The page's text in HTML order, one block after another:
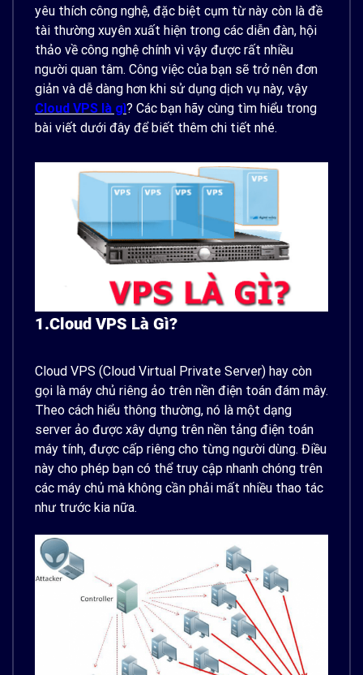
yêu thích công nghệ, đặc biệt cụm từ này còn là đề
tài thường xuyên xuất hiện trong các diễn đàn, hội
thảo về công nghệ chính vì vậy được rất nhiều
người quan tâm. Công việc của bạn sẽ trở nên đơn
giản và dễ dàng hơn khi sử dụng dịch vụ này, vậy
Cloud VPS là gì? Các bạn hãy cùng tìm hiểu trong
bài viết dưới đây để biết thêm chi tiết nhé.
1.Cloud VPS Là Gì?
Cloud VPS (Cloud Virtual Private Server) hay còn
gọi là máy chủ riêng ảo trên nền điện toán đám mây.
Theo cách hiểu thông thường, nó là một dạng
server ảo được xây dựng trên nền tảng điện toán
máy tính, được cấp riêng cho từng người dùng. Điều
này cho phép bạn có thể truy cập nhanh chóng trên
các máy chủ mà không cần phải mất nhiều thao tác
như trước kia nữa.